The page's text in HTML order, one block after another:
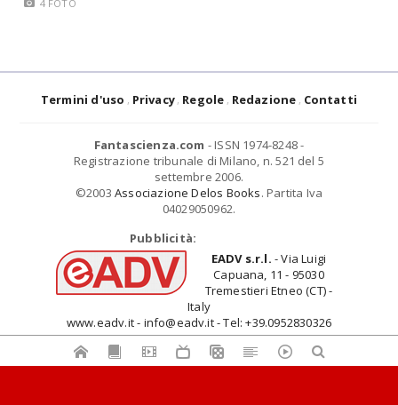
4 FOTO
Termini d'uso Privacy Regole Redazione Contatti
Fantascienza.com - ISSN 1974-8248 -
Registrazione tribunale di Milano, n. 521 del 5
settembre 2006.
©2003 Associazione Delos Books. Partita Iva
04029050962.
Pubblicità:
EADV s.r.l. - Via Luigi
Capuana, 11 - 95030
Tremestieri Etneo (CT) -
Italy
www.eadv.it - info@eadv.it - Tel: +39.0952830326